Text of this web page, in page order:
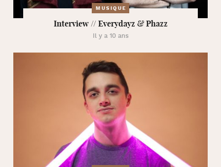
MUSIQUE
Interview // Everydayz & Phazz
Il y a 10 ans